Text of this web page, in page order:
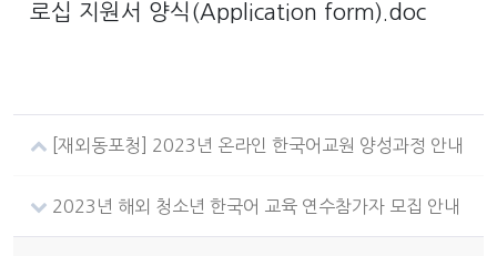
로십 지원서 양식(Application form).doc
[재외동포청] 2023년 온라인 한국어교원 양성과정 안내
2023년 해외 청소년 한국어 교육 연수참가자 모집 안내